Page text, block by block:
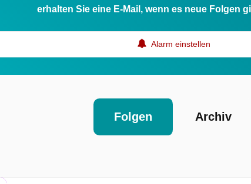
erhalten Sie eine E-Mail, wenn es neue Folgen
Alarm einstellen
Folgen Archiv